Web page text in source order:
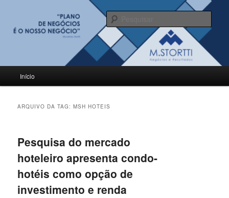
BLOG M.Stortti
principal
Início
ARQUIVO DA TAG:MSH HOTEIS
Pesquisa do mercado
hoteleiro apresenta condo-
hotéis como opção de
investimento e renda